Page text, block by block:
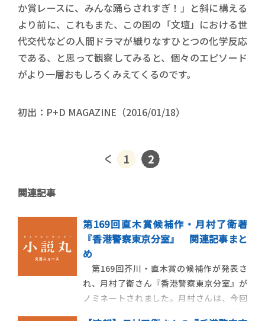
か賞レースに、みんな踊らされすぎ！」と斜に構える
より前に、これもまた、この国の「文壇」における世
代交代などの人間ドラマが織りなすひとつの化学反応
である、と思って観察してみると、個々のエピソード
がより一層おもしろくみえてくるのです。
初出：P+D MAGAZINE（2016/01/18）
1 2
関連記事
第169回直木賞候補作・月村了衛著
『香港警察東京分室』 関連記事まと
め
第169回芥川・直木賞の候補作が発表さ
れ、月村了衛さん『香港警察東京分室』が
ノミネートされました。月村さんは、今回